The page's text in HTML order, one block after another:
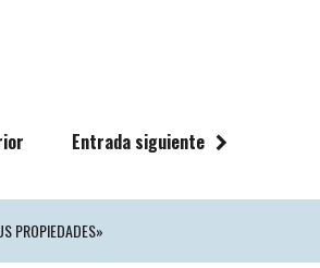
Entrada siguiente
PROPIEDADES»